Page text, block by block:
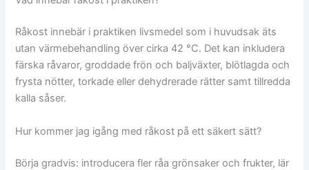
Råkost innebär i praktiken livsmedel som i huvudsak äts
utan värmebehandling över cirka 42 °C. Det kan inkludera
färska råvaror, groddade frön och baljväxter, blötlagda och
frysta nötter, torkade eller dehydrerade rätter samt tillredda
kalla såser.
Hur kommer jag igång med råkost på ett säkert sätt?
Börja gradvis: introducera fler råa grönsaker och frukter, lär